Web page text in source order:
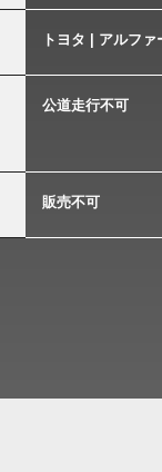
トヨタ | アルファ
公道走行不可
販売不可